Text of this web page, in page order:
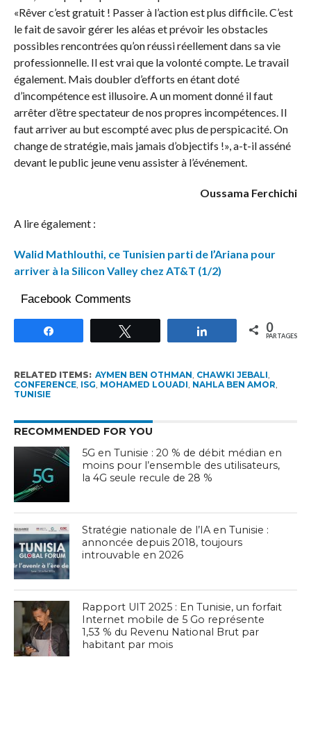
«Rêver c’est gratuit ! Passer à l’action est plus difficile. C’est
le fait de savoir gérer les aléas et prévoir les obstacles
possibles rencontrées qu’on réussi réellement dans sa vie
professionnelle. Il est vrai que la volonté compte. Le travail
également. Mais doubler d’efforts en étant doté
d’incompétence est illusoire. A un moment donné il faut
arrêter d’être spectateur de nos propres incompétences. Il
faut arriver au but escompté avec plus de perspicacité. On
change de stratégie, mais jamais d’objectifs !», a-t-il asséné
devant le public jeune venu assister à l’événement.
Oussama Ferchichi
A lire également :
Walid Mathlouthi, ce Tunisien parti de l’Ariana pour
arriver à la Silicon Valley chez AT&T (1/2)
Facebook Comments
Partagez 0
PARTAGES
RELATED ITEMS: AYMEN BEN OTHMAN CHAWKI JEBALI
CONFERENCE, ISG MOHAMED LOUADI NAHLA BEN AMOR
TUNISIE
RECOMMENDED FOR YOU
5G en Tunisie : 20 % de débit médian en
moins pour l’ensemble des utilisateurs,
la 4G seule recule de 28 %
Stratégie nationale de l’IA en Tunisie :
annoncée depuis 2018, toujours
introuvable en 2026
Rapport UIT 2025 : En Tunisie, un forfait
Internet mobile de 5 Go représente
1,53 % du Revenu National Brut par
habitant par mois